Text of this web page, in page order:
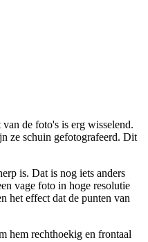
de foto's is erg wisselend.
ze schuin gefotografeerd. Dit
is. Dat is nog iets anders
vage foto in hoge resolutie
het effect dat de punten van
hem rechthoekig en frontaal